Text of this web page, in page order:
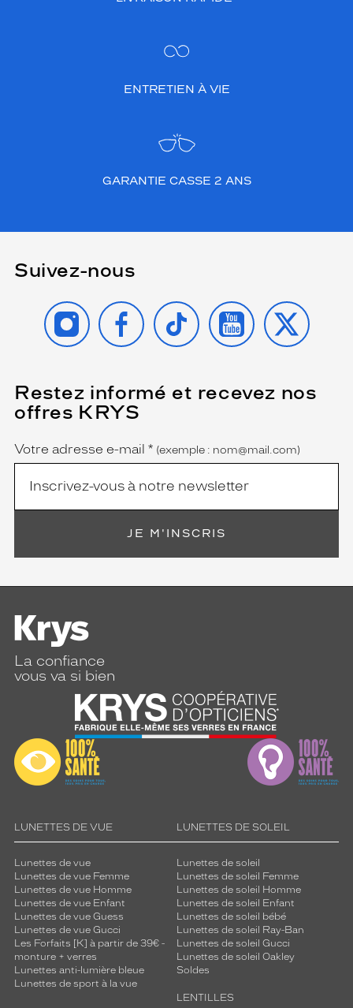
ENTRETIEN À VIE
GARANTIE CASSE 2 ANS
Suivez-nous
INSTAGRAMFACEBOOK
TIKTOK YOUTUBE
X
Restez informé et recevez nos
offres KRYS
Name
Votre adresse e-mail *
(Ce
champ
est
obligatoire)
(exemple : nom@mail.com)
JE M'INSCRIS
La confiance
vous va si bien
LUNETTES DE VUE
Lunettes de vue
Lunettes de vue Femme
Lunettes de vue Homme
Lunettes de vue Enfant
Lunettes de vue Guess
Lunettes de vue Gucci
Les Forfaits [K] à partir de 39€ -
monture + verres
Lunettes anti-lumière bleue
Lunettes de sport à la vue
LUNETTES DE SOLEIL
Lunettes de soleil
Lunettes de soleil Femme
Lunettes de soleil Homme
Lunettes de soleil Enfant
Lunettes de soleil bébé
Lunettes de soleil Ray-Ban
Lunettes de soleil Gucci
Lunettes de soleil Oakley
Soldes
LENTILLES